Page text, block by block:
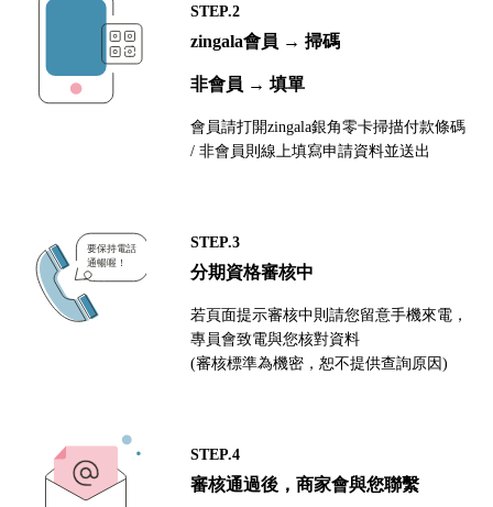
STEP.2
zingala會員 → 掃碼
非會員 → 填單
會員請打開zingala銀角零卡掃描付款條碼
/ 非會員則線上填寫申請資料並送出
STEP.3
分期資格審核中
若頁面提示審核中則請您留意手機來電，
專員會致電與您核對資料
(審核標準為機密，恕不提供查詢原因)
STEP.4
審核通過後，商家會與您聯繫